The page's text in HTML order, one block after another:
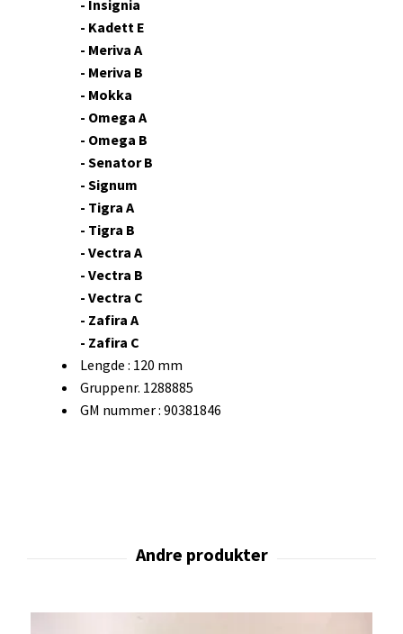
- Insignia
- Kadett E
- Meriva A
- Meriva B
- Mokka
- Omega A
- Omega B
- Senator B
- Signum
- Tigra A
- Tigra B
- Vectra A
- Vectra B
- Vectra C
- Zafira A
- Zafira C
Lengde : 120 mm
Gruppenr. 1288885
GM nummer : 90381846